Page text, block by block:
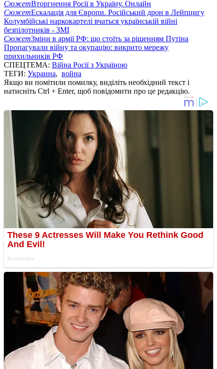
СюжетВторгнення Росії в Україну. Онлайн
СюжетЕскалація для Європи. Російський дрон в Лейпцигу
Колумбійські наркокартелі вчаться українській війні
безпілотників - ЗМІ
СюжетЗміни в армії РФ: що стоїть за рішенням Путіна
Пропагували війну та окупацію: викрито мережу
прихильників РФ
СПЕЦТЕМА: Війна Росії з Україною
ТЕГИ: Украина, война
Якщо ви помітили помилку, виділіть необхідний текст і
натисніть Ctrl + Enter, щоб повідомити про це редакцію.